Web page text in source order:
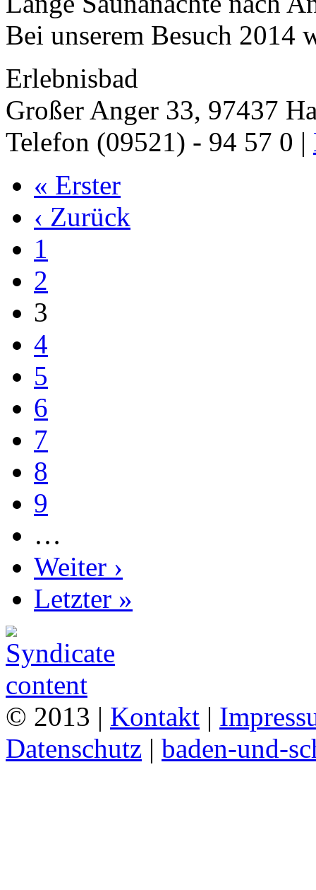
Bei unserem Besuch 2014
Erlebnisbad
Großer Anger 33, 97437
Telefon (09521) - 94 57 0 |
« Erster
‹ Zurück
1
2
3
4
5
6
7
8
9
…
Weiter ›
Letzter »
© 2013 | Kontakt |
Datenschutz | baden-und-